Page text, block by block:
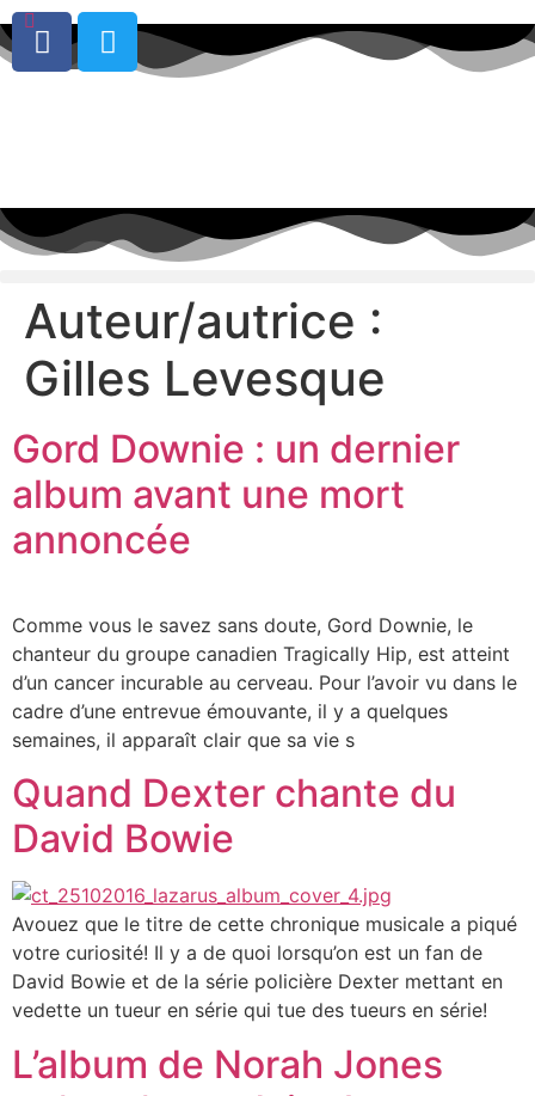
0
Auteur/autrice :
Gilles Levesque
Gord Downie : un dernier
album avant une mort
annoncée
Comme vous le savez sans doute, Gord Downie, le
chanteur du groupe canadien Tragically Hip, est atteint
d’un cancer incurable au cerveau. Pour l’avoir vu dans le
cadre d’une entrevue émouvante, il y a quelques
semaines, il apparaît clair que sa vie s
Quand Dexter chante du
David Bowie
Avouez que le titre de cette chronique musicale a piqué
votre curiosité! Il y a de quoi lorsqu’on est un fan de
David Bowie et de la série policière Dexter mettant en
vedette un tueur en série qui tue des tueurs en série!
L’album de Norah Jones